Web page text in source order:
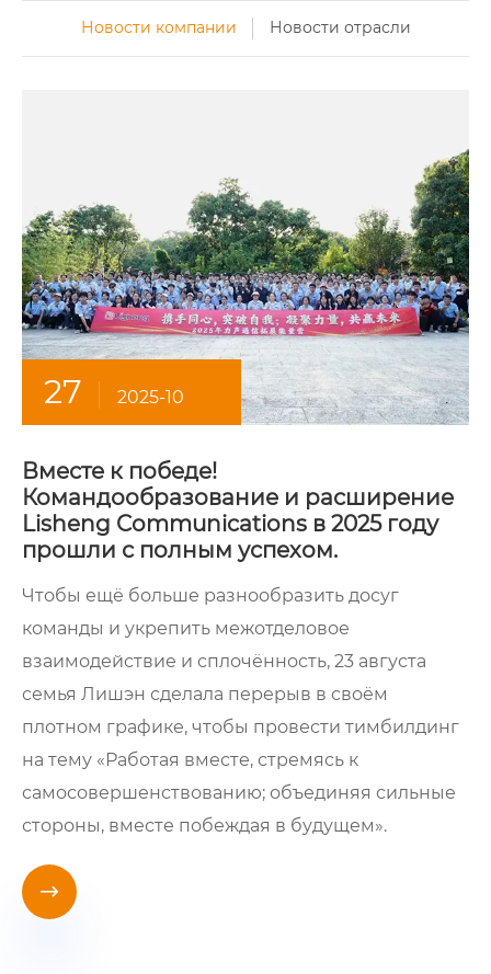
Новости компании Новости отрасли
27 2025-10
Вместе к победе!
Командообразование и расширение
Lisheng Communications в 2025 году
прошли с полным успехом.
Чтобы ещё больше разнообразить досуг
команды и укрепить межотделовое
взаимодействие и сплочённость, 23 августа
семья Лишэн сделала перерыв в своём
плотном графике, чтобы провести тимбилдинг
на тему «Работая вместе, стремясь к
самосовершенствованию; объединяя сильные
стороны, вместе побеждая в будущем».
